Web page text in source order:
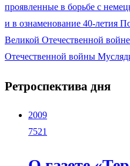
проявленные в борьбе с
и в ознаменование 40-летия
Великой Отечественной
Отечественной войны
Ретроспектива дня
2009
7521